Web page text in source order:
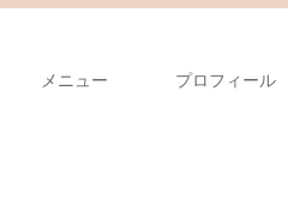
メニュー プロフィール